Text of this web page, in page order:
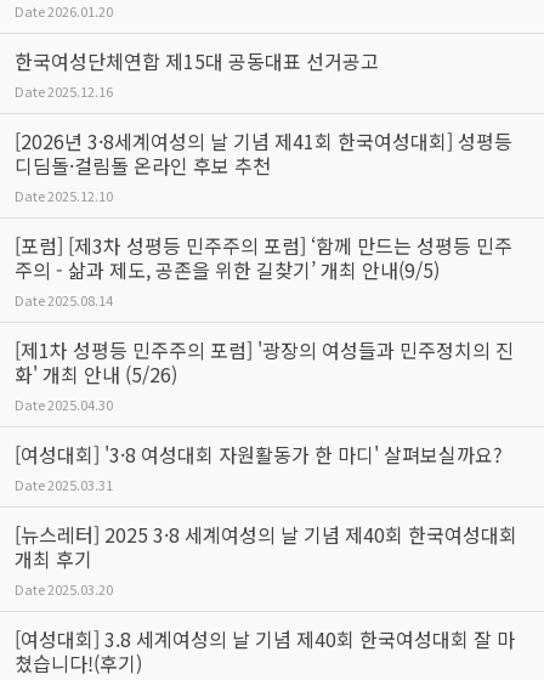
Date2026.01.20
한국여성단체연합 제15대 공동대표 선거공고
Date2025.12.16
[2026년 3·8세계여성의 날 기념 제41회 한국여성대회] 성평등
디딤돌·걸림돌 온라인 후보 추천
Date2025.12.10
[포럼] [제3차 성평등 민주주의 포럼] ‘함께 만드는 성평등 민주
주의 - 삶과 제도, 공존을 위한 길찾기’ 개최 안내(9/5)
Date2025.08.14
[제1차 성평등 민주주의 포럼] '광장의 여성들과 민주정치의 진
화' 개최 안내 (5/26)
Date2025.04.30
[여성대회] '3·8 여성대회 자원활동가 한 마디' 살펴보실까요?
Date2025.03.31
[뉴스레터] 2025 3·8 세계여성의 날 기념 제40회 한국여성대회
개최 후기
Date2025.03.20
[여성대회] 3.8 세계여성의 날 기념 제40회 한국여성대회 잘 마
쳤습니다!(후기)